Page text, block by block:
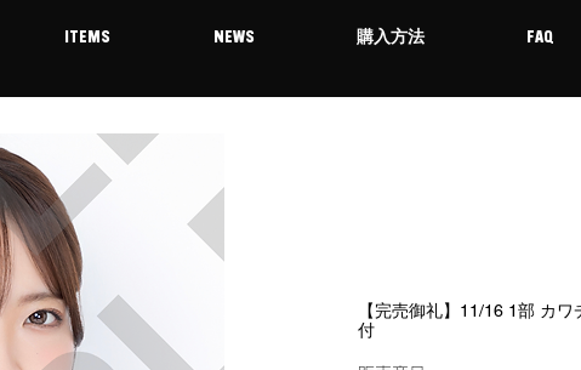
ITEMS NEWS 購入方法 FAQ
【完売御礼】11/16 1部 カ
付